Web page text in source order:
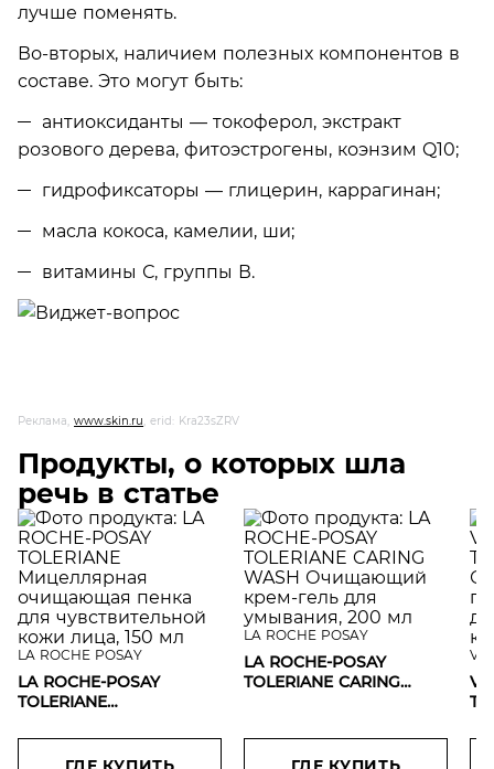
лучше поменять.
Во-вторых, наличием полезных компонентов в
составе. Это могут быть:
антиоксиданты — токоферол, экстракт
розового дерева, фитоэстрогены, коэнзим Q10;
гидрофиксаторы — глицерин, каррагинан;
масла кокоса, камелии, ши;
витамины С, группы В.
Реклама, www.skin.ru, erid: Kra23sZRV
Продукты, о которых шла
речь в статье
LA ROCHE POSAY
LA ROCHE-POSAY
TOLERIANE
очищающая пенка для
чувствительной кожи
LA ROCHE POSAY
LA ROCHE-POSAY
TOLERIANE CARING
умывания, 200 мл